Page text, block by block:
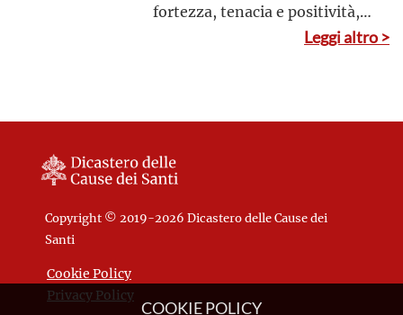
fortezza, tenacia e positività,
conservando una fedeLeggi altro >
Copyright © 2019-2026 Dicastero delle Cause dei
Santi
Cookie Policy
Privacy Policy
COOKIE POLICY